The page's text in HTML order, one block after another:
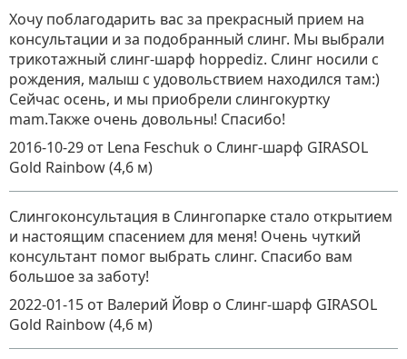
Хочу поблагодарить вас за прекрасный прием на
консультации и за подобранный слинг. Мы выбрали
трикотажный слинг-шарф hoppediz. Слинг носили с
рождения, малыш с удовольствием находился там:)
Сейчас осень, и мы приобрели слингокуртку
mam.Также очень довольны! Спасибо!
2016-10-29 от Lena Feschuk о Слинг-шарф GIRASOL
Gold Rainbow (4,6 м)
Слингоконсультация в Слингопарке стало открытием
и настоящим спасением для меня! Очень чуткий
консультант помог выбрать слинг. Спасибо вам
большое за заботу!
2022-01-15 от Валерий Йовр о Слинг-шарф GIRASOL
Gold Rainbow (4,6 м)